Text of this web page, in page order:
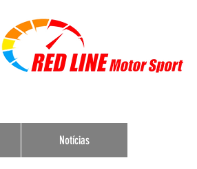
Notícias